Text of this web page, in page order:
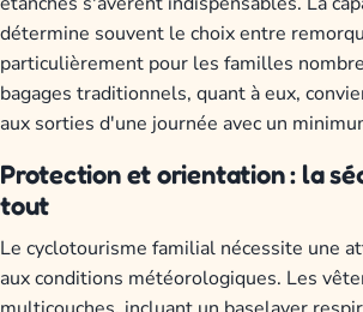
détermine souvent le choix entre
particulièrement pour les familles
bagages traditionnels, quant à eux,
aux sorties d'une journée avec un
Protection et orientation : la
tout
Le cyclotourisme familial nécessite une
aux conditions météorologiques. Les